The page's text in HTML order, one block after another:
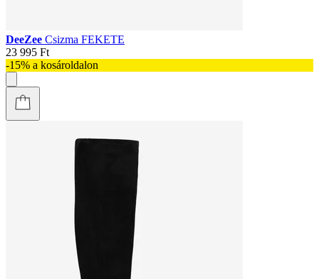
DeeZee Csizma FEKETE
23 995 Ft
-15% a kosároldalon